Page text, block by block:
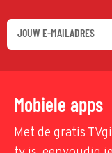
Mobiele apps
Met de gratis